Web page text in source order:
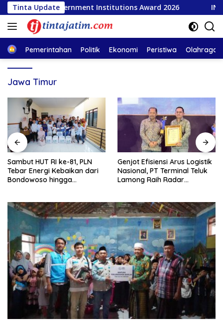
Langsung
ke
konten
Tinta Update
Government Institutions Award 2026 INSA
HomePemerintahan Politik Ekonomi Peristiwa Olahraga
Jawa Timur
Sambut HUT RI ke-81, PLN
Tebar Energi Kebaikan dari
Bondowoso hingga
Genjot Efisiensi Arus Logistik
Nasional, PT Terminal Teluk
Lamong Raih Radar